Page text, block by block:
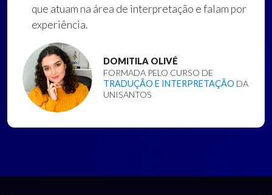
que atuam na área de interpretação e falam por
experiência.
DOMITILA OLIVÉ
FORMADA PELO CURSO DE
TRADUÇÃO E INTERPRETAÇÃO DA
UNISANTOS